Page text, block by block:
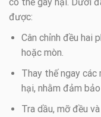
có thể gây hại. Dưới
được:
Cân chỉnh đều hai
hoặc mòn.
Thay thế ngay các
hại, nhằm đảm
Tra dầu, mỡ đều